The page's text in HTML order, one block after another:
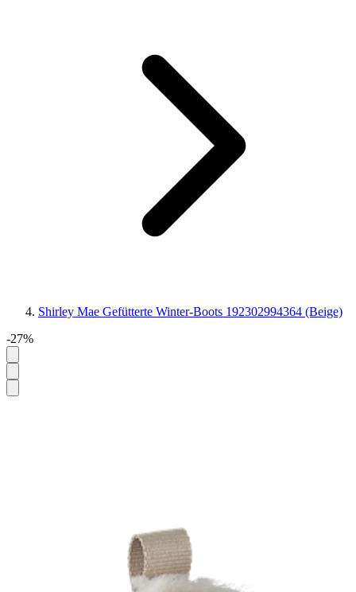
Shirley Mae Gefütterte Winter-Boots 192302994364 (Beige)
-27%